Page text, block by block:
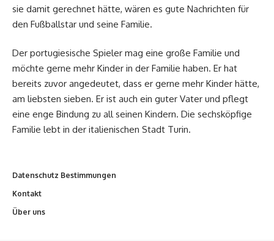
sie damit gerechnet hätte, wären es gute Nachrichten für
den Fußballstar und seine Familie.
Der portugiesische Spieler mag eine große Familie und
möchte gerne mehr Kinder in der Familie haben. Er hat
bereits zuvor angedeutet, dass er gerne mehr Kinder hätte,
am liebsten sieben. Er ist auch ein guter Vater und pflegt
eine enge Bindung zu all seinen Kindern. Die sechsköpfige
Familie lebt in der italienischen Stadt Turin.
Datenschutz Bestimmungen
Kontakt
Über uns